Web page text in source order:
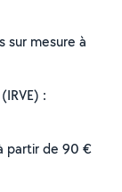
sur mesure à
:
partir de 90 €